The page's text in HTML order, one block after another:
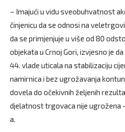
– Imajući u vidu sveobuhvatnost
činjenicu da se odnosi na
da se primjenjuje u više od 80
objekata u Crnoj Gori, izvjesno je
44. vlade uticala na stabilizaciju
namirnica i bez ugrožavanja
dovela do očekivnih željenih
djelatnost trgovaca nije ugrožena
a.